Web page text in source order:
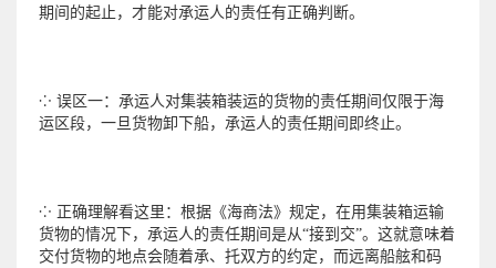
期间的起止，才能对承运人的责任有正确判断。
⁘ 误区一：承运人对集装箱装运的货物的责任期间仅限于海
运区段，一旦货物卸下船，承运人的责任期间即终止。
⁘ 正确理解看这里：根据《海商法》规定，在用集装箱运输
货物的情况下，承运人的责任期间是从“接到交”。这就意味着
交付货物的地点会随着承、托双方的约定，而远离船舷和码